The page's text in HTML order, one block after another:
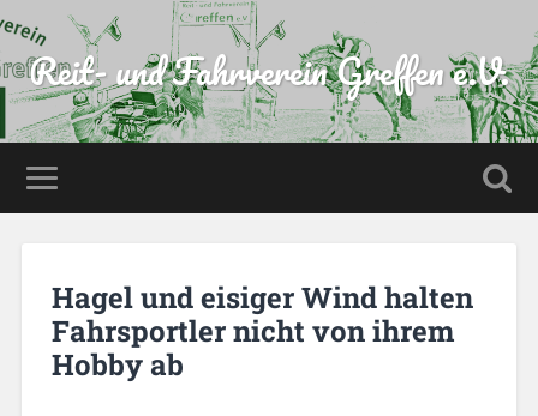
Reit- und Fahrverein Greffen e.V.
Hagel und eisiger Wind halten
Fahrsportler nicht von ihrem
Hobby ab